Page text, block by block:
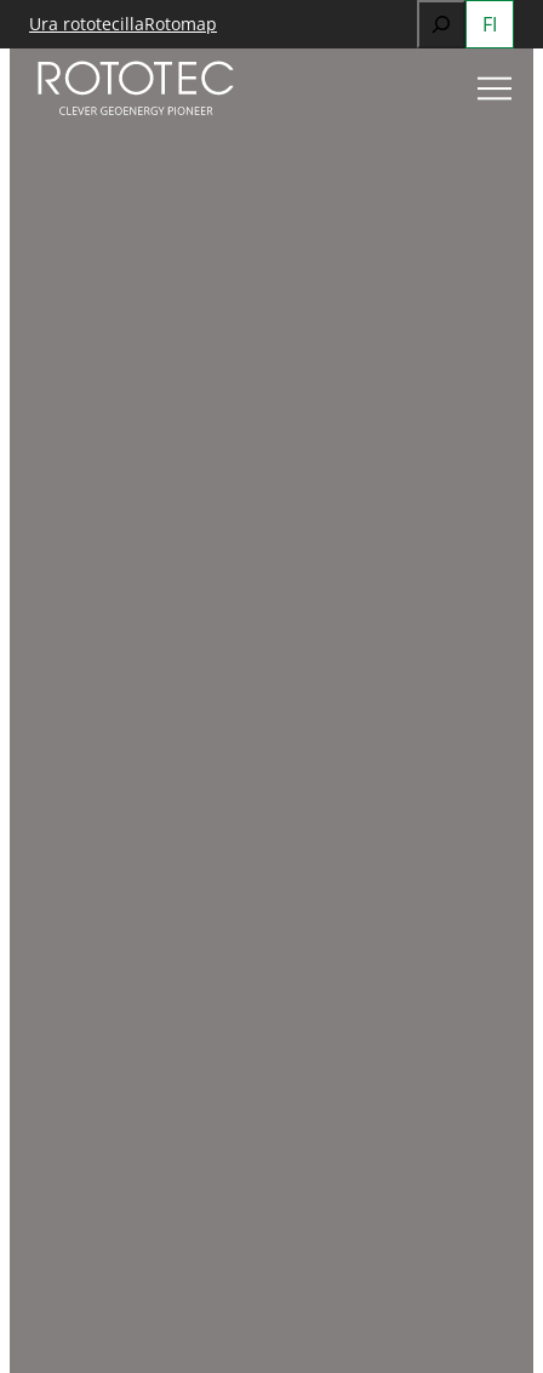
Siirry
sisältöön
Ura rototecillaRotomap
Search
FI